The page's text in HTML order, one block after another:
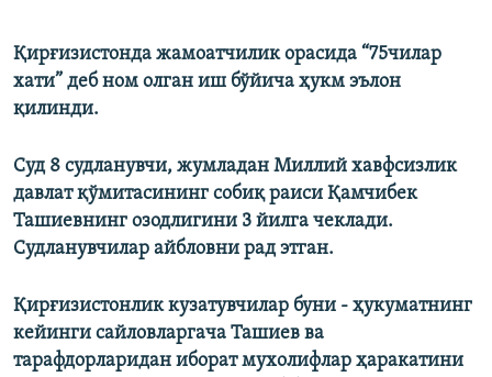
Қирғизистонда жамоатчилик орасида “75чилар
хати” деб ном олган иш бўйича ҳукм эълон
қилинди.
Суд 8 судланувчи, жумладан Миллий хавфсизлик
давлат қўмитасининг собиқ раиси Қамчибек
Ташиевнинг озодлигини 3 йилга чеклади.
Судланувчилар айбловни рад этган.
Қирғизистонлик кузатувчилар буни - ҳукуматнинг
кейинги сайловларгача Ташиев ва
тарафдорларидан иборат мухолифлар ҳаракатини